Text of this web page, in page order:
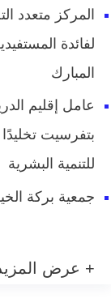
المركز متعدد
لفائدة
المبارك
عامل إقليم
للتنمية البشرية
جمعية بركة
+ عرض